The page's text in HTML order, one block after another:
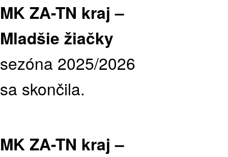
MK ZA-TN kraj –
Mladšie žiačky
sezóna 2025/2026
sa skončila.
MK ZA-TN kraj –